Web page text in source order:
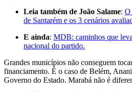
Leia também de João Salame: O
de Santarém e os 3 cenários
E ainda: MDB: caminhos que
nacional do partido.
Grandes municípios não conseguem
financiamento. É o caso de Belém,
Governo do Estado. Marabá não é